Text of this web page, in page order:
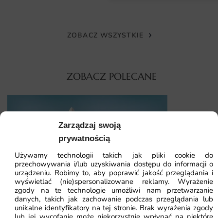
Zarządzaj swoją
prywatnością
Używamy technologii takich jak pliki cookie do
przechowywania i/lub uzyskiwania dostępu do informacji o
urządzeniu. Robimy to, aby poprawić jakość przeglądania i
wyświetlać (nie)spersonalizowane reklamy. Wyrażenie
zgody na te technologie umożliwi nam przetwarzanie
danych, takich jak zachowanie podczas przeglądania lub
unikalne identyfikatory na tej stronie. Brak wyrażenia zgody
Pasy łączymy na styk, więc powierzchnia wygląda
jednolicie.
Fototapeta Tygrys w Zieleni to inwestycja w wystrój,
która zmienia charakter pomieszczenia. Łączy artystyczny
wzór z trwałym wydrukiem. Oto powody, by ją wybrać:
oryginalny motyw tropikalny w klimacie, który nadaje
wnętrzu indywidualny styl;
żywe, trwałe kolory utrzymane w tonacji zielenie z
ZOBACZ WSZYSTKIE
ZOBACZ POLECANE
Fototapeta Kosmiczna Rakieta — wzór 355
Fototapeta
41.93zł
Najniższa cena